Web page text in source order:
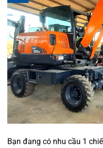
Bạn đang có nhu cầu 1